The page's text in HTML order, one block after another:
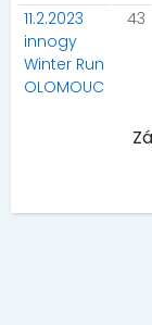
11.2.2023
innogy
Winter Run
OLOMOUC
43